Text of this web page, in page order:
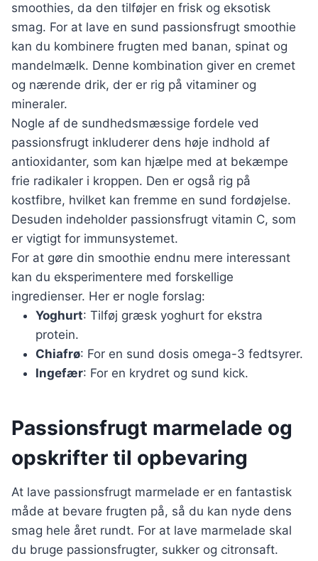
smoothies, da den tilføjer en frisk og eksotisk
smag. For at lave en sund passionsfrugt smoothie
kan du kombinere frugten med banan, spinat og
mandelmælk. Denne kombination giver en cremet
og nærende drik, der er rig på vitaminer og
mineraler.
Nogle af de sundhedsmæssige fordele ved
passionsfrugt inkluderer dens høje indhold af
antioxidanter, som kan hjælpe med at bekæmpe
frie radikaler i kroppen. Den er også rig på
kostfibre, hvilket kan fremme en sund fordøjelse.
Desuden indeholder passionsfrugt vitamin C, som
er vigtigt for immunsystemet.
For at gøre din smoothie endnu mere interessant
kan du eksperimentere med forskellige
ingredienser. Her er nogle forslag:
Yoghurt: Tilføj græsk yoghurt for ekstra
protein.
Chiafrø: For en sund dosis omega-3 fedtsyrer.
Ingefær: For en krydret og sund kick.
Passionsfrugt marmelade og
opskrifter til opbevaring
At lave passionsfrugt marmelade er en fantastisk
måde at bevare frugten på, så du kan nyde dens
smag hele året rundt. For at lave marmelade skal
du bruge passionsfrugter, sukker og citronsaft.